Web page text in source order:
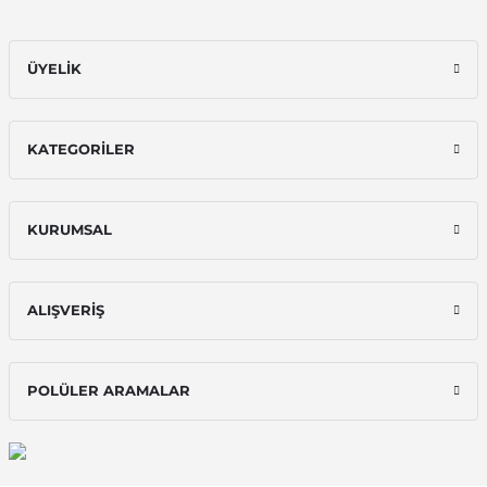
ÜYELİK
KATEGORİLER
KURUMSAL
ALIŞVERİŞ
POLÜLER ARAMALAR